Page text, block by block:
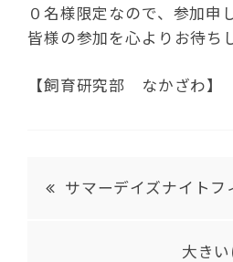
０名様限定なので、参加申
皆様の参加を心よりお待ち
【飼育研究部 なかざわ】
サマーデイズナイトフ
大き